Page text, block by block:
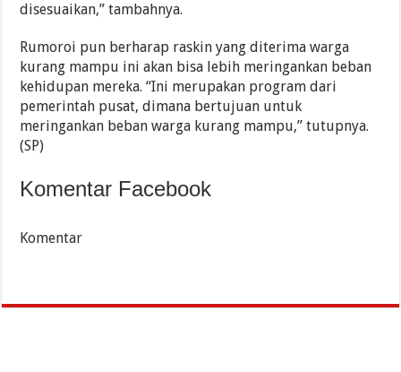
disesuaikan,” tambahnya.
Rumoroi pun berharap raskin yang diterima warga
kurang mampu ini akan bisa lebih meringankan beban
kehidupan mereka. “Ini merupakan program dari
pemerintah pusat, dimana bertujuan untuk
meringankan beban warga kurang mampu,” tutupnya.
(SP)
Komentar Facebook
Komentar